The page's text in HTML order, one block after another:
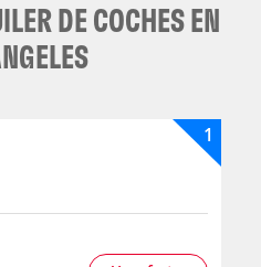
DE COCHES EN
1